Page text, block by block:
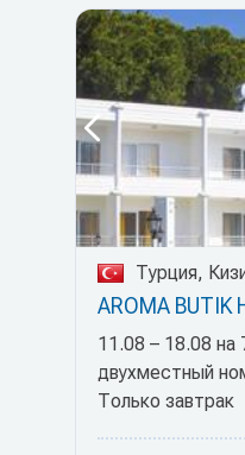
Турция,
AROMA BUTIK
11.08 – 18.08 на
двухместный
Только завтрак